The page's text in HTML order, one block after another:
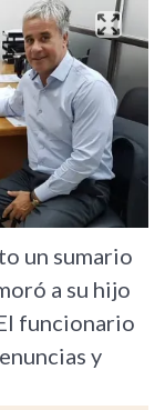
un sumario
a su hijo
funcionario
y